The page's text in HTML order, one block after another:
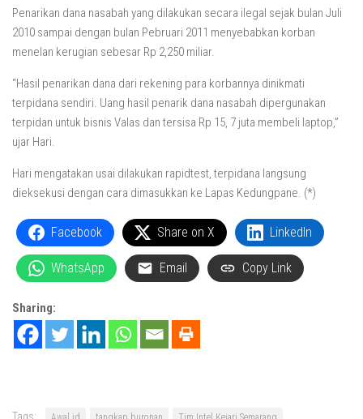
Penarikan dana nasabah yang dilakukan secara ilegal sejak bulan Juli
2010 sampai dengan bulan Pebruari 2011 menyebabkan korban
menelan kerugian sebesar Rp 2,250 miliar.
“Hasil penarikan dana dari rekening para korbannya dinikmati
terpidana sendiri. Uang hasil penarik dana nasabah dipergunakan
terpidan untuk bisnis Valas dan tersisa Rp 15, 7 juta membeli laptop,”
ujar Hari.
Hari mengatakan usai dilakukan rapidtest, terpidana langsung
dieksekusi dengan cara dimasukkan ke Lapas Kedungpane. (*)
Facebook Share on X LinkedIn
WhatsApp Email Copy Link
Sharing: